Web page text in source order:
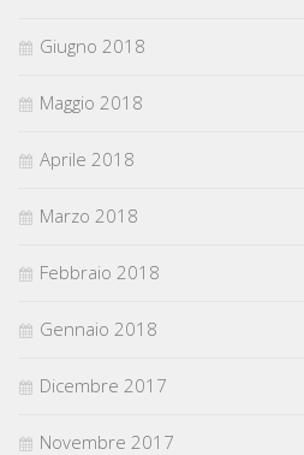
Giugno 2018
Maggio 2018
Aprile 2018
Marzo 2018
Febbraio 2018
Gennaio 2018
Dicembre 2017
Novembre 2017